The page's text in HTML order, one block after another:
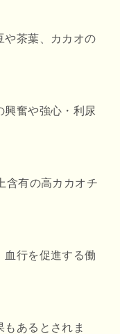
や茶葉、カカオの
興奮や強心・利尿
含有の高カカオチ
血行を促進する働
あるとされま